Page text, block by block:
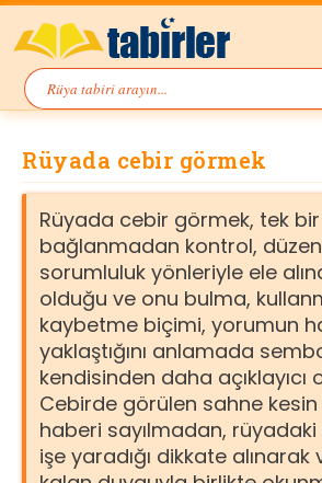
Rüyada cebir görmek
Rüyada cebir görmek, tek
bağlanmadan kontrol,
sorumluluk yönleriyle ele
olduğu ve onu bulma,
kaybetme biçimi, yorumun
yaklaştığını anlamada
kendisinden daha açıklayıcı
Cebirde görülen sahne
haberi sayılmadan, rüyadaki
işe yaradığı dikkate alınarak